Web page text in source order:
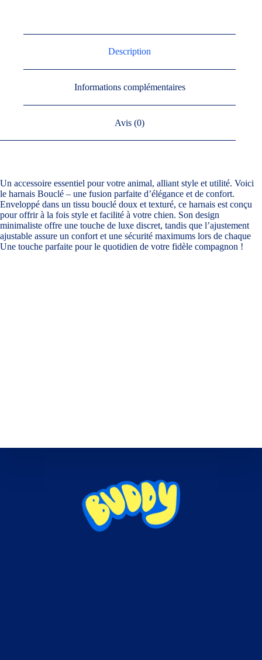
Description
Informations complémentaires
Avis (0)
Un accessoire essentiel pour votre animal, alliant style et utilité. Voici
le harnais Bouclé – une fusion parfaite d’élégance et de confort.
Enveloppé dans un tissu bouclé doux et texturé, ce harnais est conçu
pour offrir à la fois style et facilité à votre chien. Son design
minimaliste offre une touche de luxe discret, tandis que l’ajustement
ajustable assure un confort et une sécurité maximums lors de chaque
Une touche parfaite pour le quotidien de votre fidèle compagnon !